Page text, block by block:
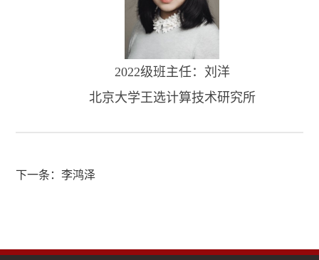
2022级班主任：刘洋
北京大学王选计算技术研究所
下一条：李鸿泽